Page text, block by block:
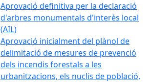
Aprovació definitiva per la declaració
d'arbres monumentals d'interès local
(AIL)
Aprovació inicialment del plànol de
delimitació de mesures de prevenció
dels incendis forestals a les
urbanitzacions, els nuclis de població,